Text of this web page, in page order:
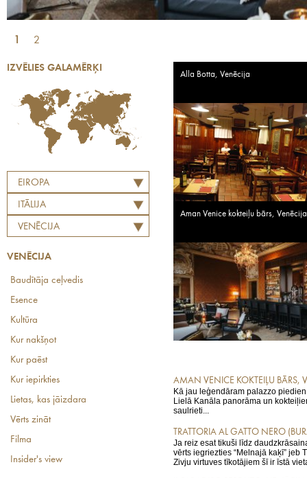
1 2
IZVĒLIES GALAMĒRĶI
EIROPA
ITĀLIJA
VENĒCIJA
VENĒCIJA
Baudītāja ceļvedis
Esence
Kultūra
Kur nakšņot
Kur paēst
Kur iepirkties
Lietas, kas jāizdara
Vērts zināt
Filma
Insider's view
Alla Botta, Venēcija
Aman Venice kokteiļu bārs, Venēcija
AMAN VENICE KOKTEIĻU BĀRS,
Kā jau leģendāram palazzo
Lielā Kanāla panorāma un
saulrieti...
TRATTORIA AL GATTO NERO
Ja reiz esat tikuši līdz
vērts iegriezties “Melnajā kaķī” jeb
Zivju virtuves tīkotājiem šī ir īstā